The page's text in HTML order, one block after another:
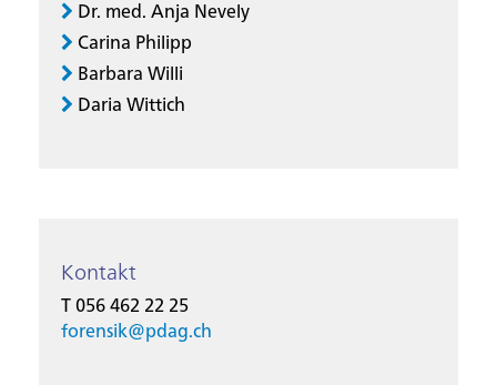
Dr. med. Anja Nevely
Carina Philipp
Barbara Willi
Daria Wittich
Kontakt
T 056 462 22 25
forensik@pdag.ch